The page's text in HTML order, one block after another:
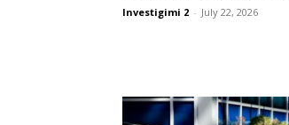
Investigimi 2 - July 22, 2026